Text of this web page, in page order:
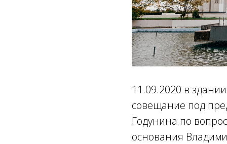
11.09.2020 в
совещание под
Годунина по
основания